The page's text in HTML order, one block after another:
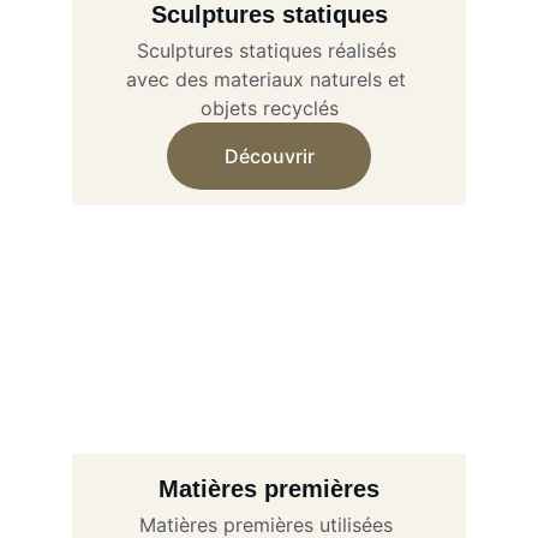
Matières premières utilisées
Matières premières
Sculptures statiques
Sculptures statiques réalisés
avec des materiaux naturels et
objets recyclés
Découvrir